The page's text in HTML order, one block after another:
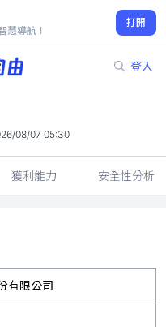
慧導航！
打開
登入
08/07 05:30
獲利能力 安全性分析
有限公司